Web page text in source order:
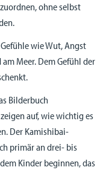
ohne selbst
wie Wut, Angst
Meer. Dem Gefühl der
Bilderbuch
auf, wie wichtig es
Der Kamishibai-
primär an drei- bis
Kinder beginnen, das